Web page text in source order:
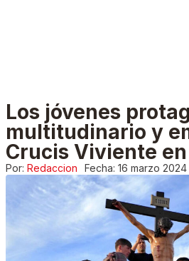
Los jóvenes
multitudinario y
Crucis Viviente
Por: Redaccion Fecha: 16 marzo 2024